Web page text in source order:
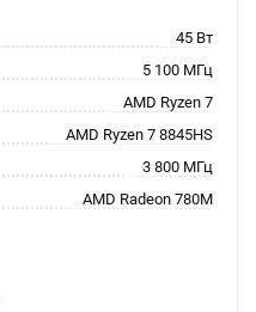
45 Вт
5 100 МГц
AMD Ryzen 7
AMD Ryzen 7 8845HS
3 800 МГц
AMD Radeon 780M